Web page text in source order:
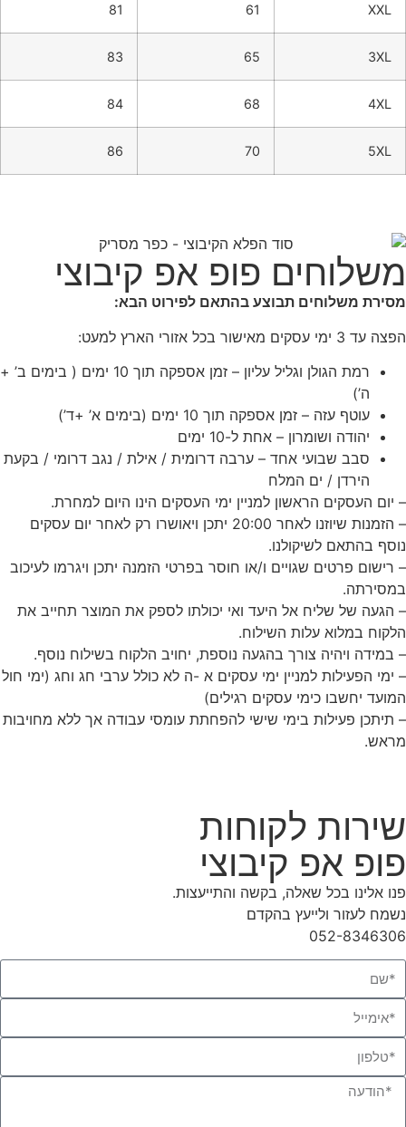
XXL
61
81
3XL
65
83
4XL
68
84
5XL
70
86
משלוחים פופ אפ קיבוצי
מסירת משלוחים תבוצע בהתאם לפירוט הבא:
הפצה עד 3 ימי עסקים מאישור בכל אזורי הארץ למעט:
רמת הגולן וגליל עליון – זמן אספקה תוך 10 ימים ( בימים ב’ +
ה’)
עוטף עזה – זמן אספקה תוך 10 ימים (בימים א’ +ד’)
יהודה ושומרון – אחת ל-10 ימים
סבב שבועי אחד – ערבה דרומית / אילת / נגב דרומי / בקעת
הירדן / ים המלח
– יום העסקים הראשון למניין ימי העסקים הינו היום למחרת.
– הזמנות שיוזנו לאחר 20:00 יתכן ויאושרו רק לאחר יום עסקים
נוסף בהתאם לשיקולנו.
– רישום פרטים שגויים ו/או חוסר בפרטי הזמנה יתכן ויגרמו לעיכוב
במסירתה.
– הגעה של שליח אל היעד ואי יכולתו לספק את המוצר תחייב את
הלקוח במלוא עלות השילוח.
– במידה ויהיה צורך בהגעה נוספת, יחויב הלקוח בשילוח נוסף.
– ימי הפעילות למניין ימי עסקים א -ה לא כולל ערבי חג וחג (ימי חול
המועד יחשבו כימי עסקים רגילים)
– תיתכן פעילות בימי שישי להפחתת עומסי עבודה אך ללא מחויבות
מראש.
שירות לקוחות
פופ אפ קיבוצי
פנו אלינו בכל שאלה, בקשה והתייעצות.
נשמח לעזור ולייעץ בהקדם
052-8346306